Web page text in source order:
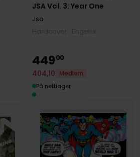
JSA Vol. 3: Year One
Jsa
44900
404,10
Medlem
På nettlager